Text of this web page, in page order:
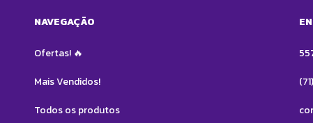
NAVEGAÇÃO
Ofertas! 🔥
Mais Vendidos!
Todos os produtos